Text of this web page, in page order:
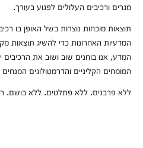
מגרים ורכיבים העלולים לפגוע בעורך.
תוצאות מוכחות נוצרות בשל האופן בו
המדעיות האחרונות כדי להשיג תוצאות
המדע, אנו בוחנים שוב ושוב את הרכיבים
המומחים הקליניים והדרמטולוגים
ללא פרבנים. ללא פתלטים. ללא בושם.